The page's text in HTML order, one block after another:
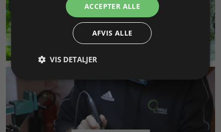
MILJØ & BÆREDYGTIGHED
ACCEPTER ALLE
AFVIS ALLE
VIS DETALJER